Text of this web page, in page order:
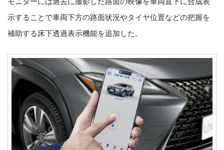
示することで車両下方の路面状況やタイヤ位置などの把握を
補助する床下透過表示機能を追加した。